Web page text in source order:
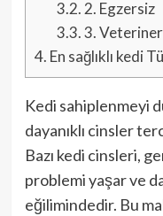
3.2. 2. Egzersiz
3.3.3.
4. En sağlıklı kedi
Kedi sahiplenmeyi
dayanıklı cinsler
Bazı kedi cinsleri,
problemi yaşar ve
eğilimindedir. Bu